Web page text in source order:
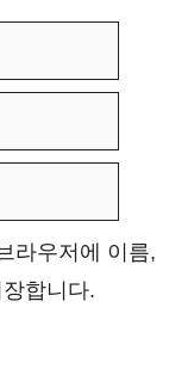
라우저에 이름,
합니다.